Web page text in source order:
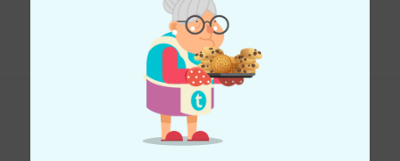
Hilfe & Feedback